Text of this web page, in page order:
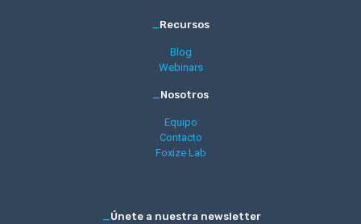
_Recursos
Blog
Webinars
_Nosotros
Equipo
Contacto
Foxize Lab
_Únete a nuestra newsletter